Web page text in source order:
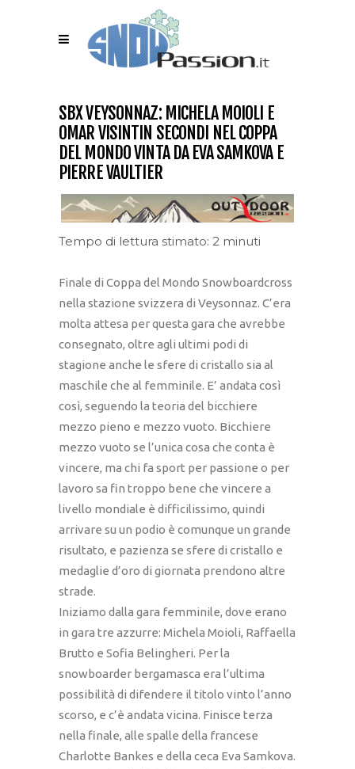
SBX VEYSONNAZ: MICHELA MOIOLI E
OMAR VISINTIN SECONDI NEL COPPA
DEL MONDO VINTA DA EVA SAMKOVA E
PIERRE VAULTIER
Tempo di lettura stimato: 2 minuti
Finale di Coppa del Mondo Snowboardcross
nella stazione svizzera di Veysonnaz. C’era
molta attesa per questa gara che avrebbe
consegnato, oltre agli ultimi podi di
stagione anche le sfere di cristallo sia al
maschile che al femminile. E’ andata così
così, seguendo la teoria del bicchiere
mezzo pieno e mezzo vuoto. Bicchiere
mezzo vuoto se l’unica cosa che conta è
vincere, ma chi fa sport per passione o per
lavoro sa fin troppo bene che vincere a
livello mondiale è difficilissimo, quindi
arrivare su un podio è comunque un grande
risultato, e pazienza se sfere di cristallo e
medaglie d’oro di giornata prendono altre
strade.
Iniziamo dalla gara femminile, dove erano
in gara tre azzurre: Michela Moioli, Raffaella
Brutto e Sofia Belingheri. Per la
snowboarder bergamasca era l’ultima
possibilità di difendere il titolo vinto l’anno
scorso, e c’è andata vicina. Finisce terza
nella finale, alle spalle della francese
Charlotte Bankes e della ceca Eva Samkova.